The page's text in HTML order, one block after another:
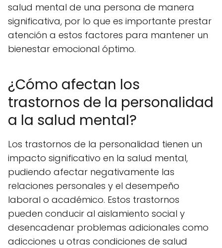
salud mental de una persona de manera
significativa, por lo que es importante prestar
atención a estos factores para mantener un
bienestar emocional óptimo.
¿Cómo afectan los
trastornos de la personalidad
a la salud mental?
Los trastornos de la personalidad tienen un
impacto significativo en la salud mental,
pudiendo afectar negativamente las
relaciones personales y el desempeño
laboral o académico. Estos trastornos
pueden conducir al aislamiento social y
desencadenar problemas adicionales como
adicciones u otras condiciones de salud